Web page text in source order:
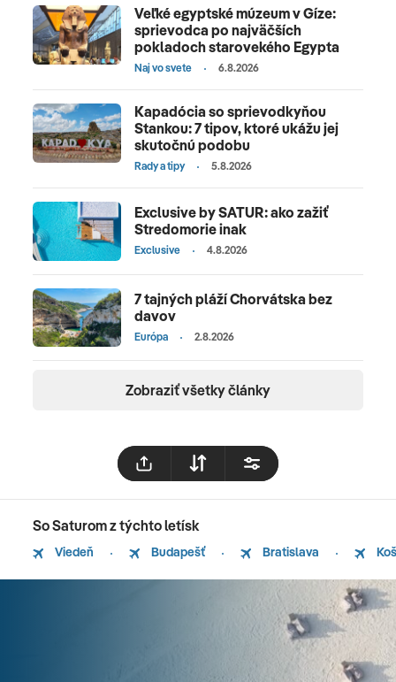
Veľké egyptské múzeum v Gíze:
sprievodca po najväčších
pokladoch starovekého Egypta
Naj vo svete 6.8.2026
Kapadócia so sprievodkyňou
Stankou: 7 tipov, ktoré ukážu jej
skutočnú podobu
Rady a tipy 5.8.2026
Exclusive by SATUR: ako zažiť
Stredomorie inak
Exclusive 4.8.2026
7 tajných pláží Chorvátska bez
davov
Európa 2.8.2026
Zobraziť všetky články
So Saturom z týchto letísk
Viedeň Budapešť Bratislava